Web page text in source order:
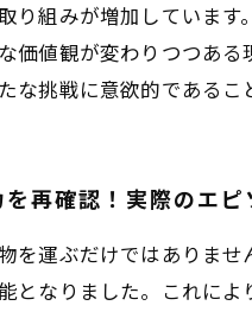
り組みが増加していま
価値観が変わりつつあ
な挑戦に意欲的であるこ
再確認！実際のエピ
を運ぶだけではありま
となりました。これに